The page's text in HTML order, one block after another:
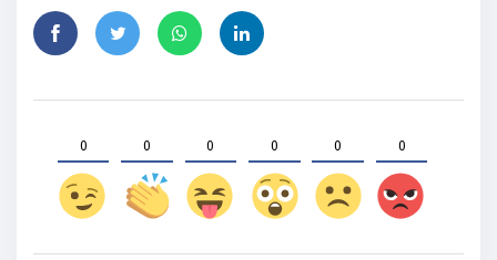
0 0 0 0 0 0